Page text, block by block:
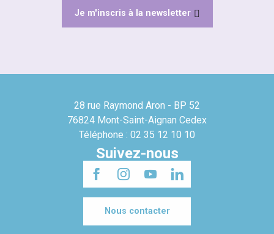
Je m'inscris à la newsletter
28 rue Raymond Aron - BP 52
76824 Mont-Saint-Aignan Cedex
Téléphone : 02 35 12 10 10
Suivez-nous
Nous contacter